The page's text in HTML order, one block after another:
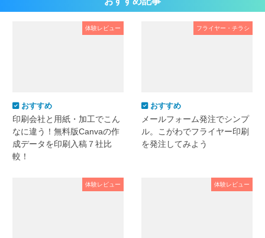
体験レビュー
おすすめ
印刷会社と用紙・加工でこん
なに違う！無料版Canvaの作
成データを印刷入稿７社比
較！
フライヤー・チラシ
おすすめ
メールフォーム発注でシンプ
ル。こがわでフライヤー印刷
を発注してみよう
体験レビュー 体験レビュー